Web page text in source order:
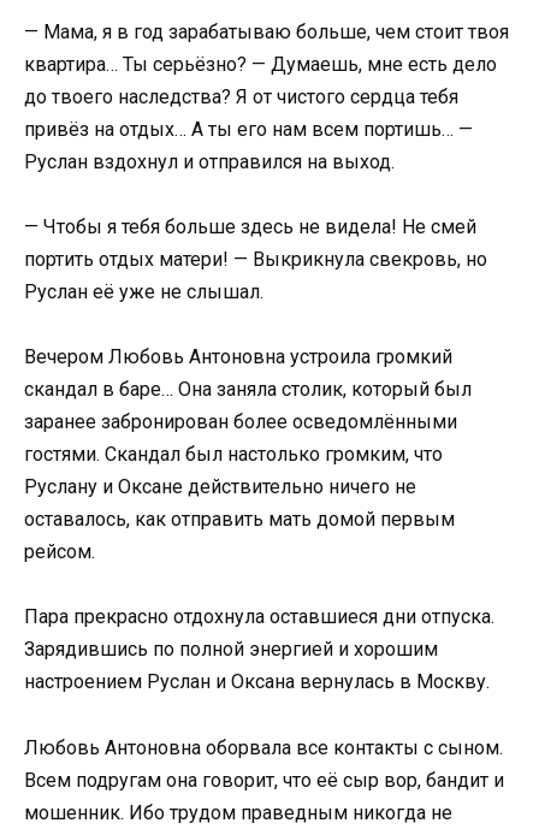
— Мама, я в год зарабатываю больше, чем стоит твоя
квартира… Ты серьёзно? — Думаешь, мне есть дело
до твоего наследства? Я от чистого сердца тебя
привёз на отдых… А ты его нам всем портишь… —
Руслан вздохнул и отправился на выход.
— Чтобы я тебя больше здесь не видела! Не смей
портить отдых матери! — Выкрикнула свекровь, но
Руслан её уже не слышал.
Вечером Любовь Антоновна устроила громкий
скандал в баре… Она заняла столик, который был
заранее забронирован более осведомлёнными
гостями. Скандал был настолько громким, что
Руслану и Оксане действительно ничего не
оставалось, как отправить мать домой первым
рейсом.
Пара прекрасно отдохнула оставшиеся дни отпуска.
Зарядившись по полной энергией и хорошим
настроением Руслан и Оксана вернулась в Москву.
Любовь Антоновна оборвала все контакты с сыном.
Всем подругам она говорит, что её сыр вор, бандит и
мошенник. Ибо трудом праведным никогда не